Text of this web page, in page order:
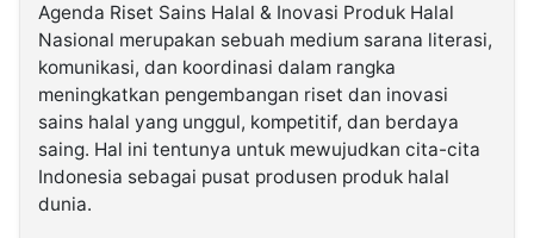
Agenda Riset Sains Halal & Inovasi Produk Halal
Nasional merupakan sebuah medium sarana literasi,
komunikasi, dan koordinasi dalam rangka
meningkatkan pengembangan riset dan inovasi
sains halal yang unggul, kompetitif, dan berdaya
saing. Hal ini tentunya untuk mewujudkan cita-cita
Indonesia sebagai pusat produsen produk halal
dunia.